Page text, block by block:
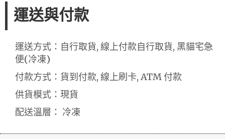
運送與付款
運送方式：自行取貨, 線上付款自行取貨, 黑貓宅急
便(冷凍)
付款方式：貨到付款, 線上刷卡, ATM 付款
供貨模式：現貨
配送溫層： 冷凍